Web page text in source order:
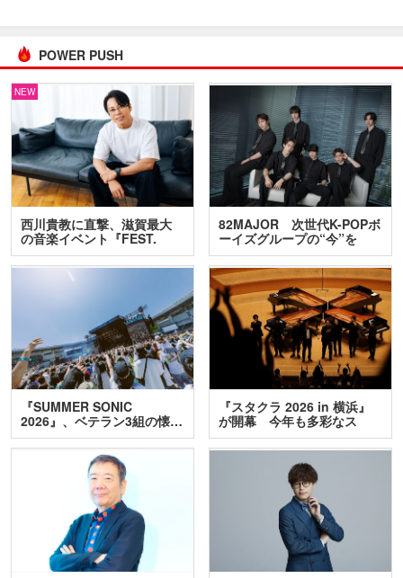
POWER PUSH
NEW
西川貴教に直撃、滋賀最大
の音楽イベント『FEST.
INA…
82MAJOR 次世代K-POPボ
ーイズグループの“今”を
訊…
『SUMMER SONIC
2026』、ベテラン3組の懐…
『スタクラ 2026 in 横浜』
が開幕 今年も多彩なス
テ…